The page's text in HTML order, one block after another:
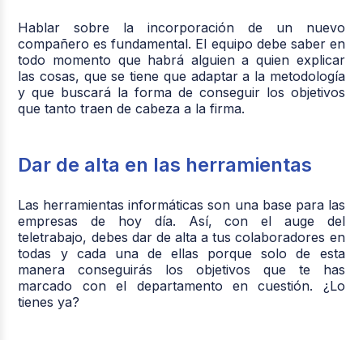
Hablar sobre la incorporación de un nuevo
compañero es fundamental. El equipo debe saber en
todo momento que habrá alguien a quien explicar
las cosas, que se tiene que adaptar a la metodología
y que buscará la forma de conseguir los objetivos
que tanto traen de cabeza a la firma.
Dar de alta en las herramientas
Las herramientas informáticas son una base para las
empresas de hoy día. Así, con el auge del
teletrabajo, debes dar de alta a tus colaboradores en
todas y cada una de ellas porque solo de esta
manera conseguirás los objetivos que te has
marcado con el departamento en cuestión. ¿Lo
tienes ya?